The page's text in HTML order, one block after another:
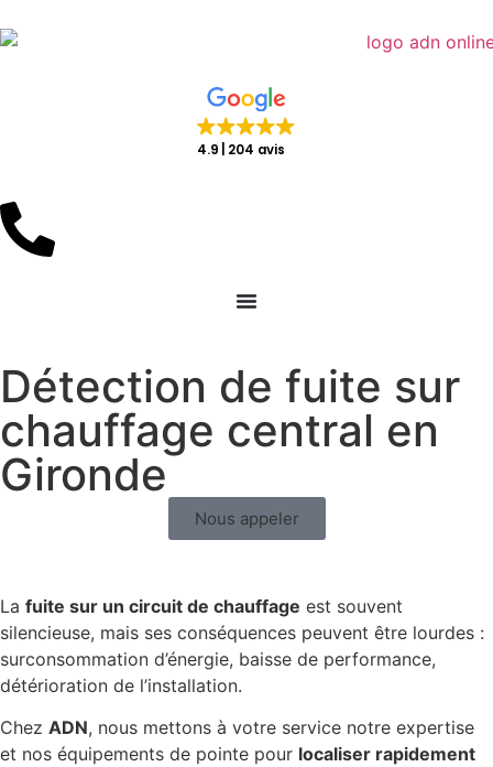
4.9 204 avis
Détection de fuite sur
chauffage central en
Gironde
Nous appeler
La fuite sur un circuit de chauffage est souvent
silencieuse, mais ses conséquences peuvent être lourdes :
surconsommation d’énergie, baisse de performance,
détérioration de l’installation.
Chez ADN, nous mettons à votre service notre expertise
et nos équipements de pointe pour localiser rapidement